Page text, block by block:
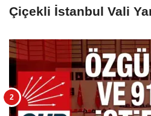
Çiçekli İstanbul Vali